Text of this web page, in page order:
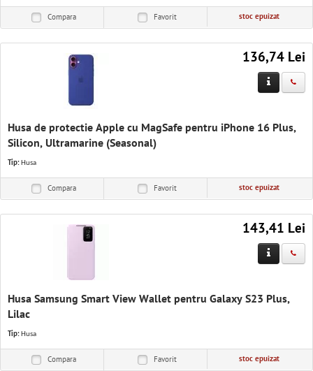
Compara Favorit stoc epuizat
136,74 Lei
Husa de protectie Apple cu MagSafe pentru iPhone 16 Plus,
Silicon, Ultramarine (Seasonal)
Tip: Husa
Compara Favorit stoc epuizat
143,41 Lei
Husa Samsung Smart View Wallet pentru Galaxy S23 Plus,
Lilac
Tip: Husa
Compara Favorit stoc epuizat